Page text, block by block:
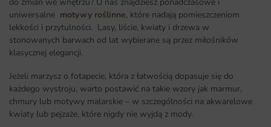
uniwersalne motywy roślinne, które nadają pomieszczeniom
lekkości i przytulności. Lasy, liście, kwiaty i drzewa w
stonowanych barwach od lat wybierane są przez miłośników
klasycznej elegancji.
Jeżeli marzysz o fotapecie, która z łatwością dopasuje się do
każdego wystroju, warto postawić na takie wzory jak marmur,
chmury lub motywy malarskie – w szczególności na akwarelowe
kwiaty lub pejzaże, które nigdy nie wyjdą z mody.